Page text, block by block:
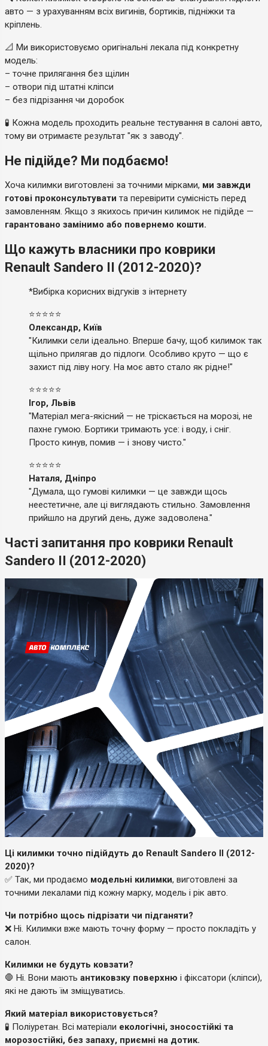
авто — з урахуванням всіх вигинів, бортиків, підніжки та
кріплень.
📐 Ми використовуємо оригінальні лекала під конкретну
модель:
– точне прилягання без щілин
– отвори під штатні кліпси
– без підрізання чи доробок
🧪 Кожна модель проходить реальне тестування в салоні авто,
тому ви отримаєте результат "як з заводу".
Не підійде? Ми подбаємо!
Хоча килимки виготовлені за точними мірками, ми завжди
готові проконсультувати та перевірити сумісність перед
замовленням. Якщо з якихось причин килимок не підійде —
гарантовано замінимо або повернемо кошти.
Що кажуть власники про коврики
Renault Sandero II (2012-2020)?
*Вибірка корисних відгуків з інтернету
⭐⭐⭐⭐⭐
Олександр, Київ
"Килимки сели ідеально. Вперше бачу, щоб килимок так
щільно прилягав до підлоги. Особливо круто — що є
захист під ліву ногу. На моє авто стало як рідне!"
⭐⭐⭐⭐⭐
Ігор, Львів
"Матеріал мега-якісний — не тріскається на морозі, не
пахне гумою. Бортики тримають усе: і воду, і сніг.
Просто кинув, помив — і знову чисто."
⭐⭐⭐⭐⭐
Наталя, Дніпро
"Думала, що гумові килимки — це завжди щось
неестетичне, але ці виглядають стильно. Замовлення
прийшло на другий день, дуже задоволена."
Часті запитання про коврики Renault
Sandero II (2012-2020)
Ці килимки точно підійдуть до Renault Sandero II (2012-
2020)?
✅ Так, ми продаємо модельні килимки, виготовлені за
точними лекалами під кожну марку, модель і рік авто.
Чи потрібно щось підрізати чи підганяти?
❌ Ні. Килимки вже мають точну форму — просто покладіть у
салон.
Килимки не будуть ковзати?
🛑 Ні. Вони мають антиковзку поверхню і фіксатори (кліпси),
які не дають їм зміщуватись.
Який матеріал використовується?
🧪 Поліуретан. Всі матеріали екологічні, зносостійкі та
морозостійкі, без запаху, приємні на дотик.